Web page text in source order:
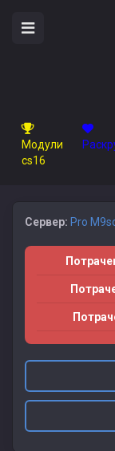
Модули
cs16
Сервер: Pro